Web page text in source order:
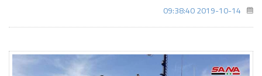
2019-10-14 09:38:40